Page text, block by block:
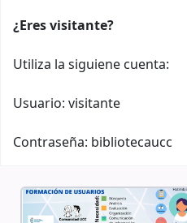
¿Eres visitante?
Utiliza la siguiene cuenta:
Usuario: visitante
Contraseña: bibliotecaucc